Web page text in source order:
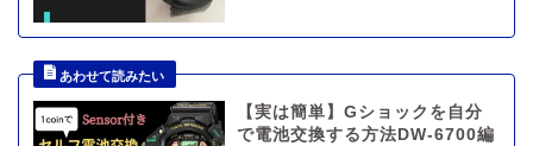
【実は簡単】Gショックを自分
で電池交換する方法DW-6700編